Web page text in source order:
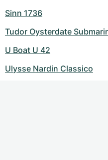
Sinn 1736
Tudor Oysterdate
U Boat U 42
Ulysse Nardin Classico